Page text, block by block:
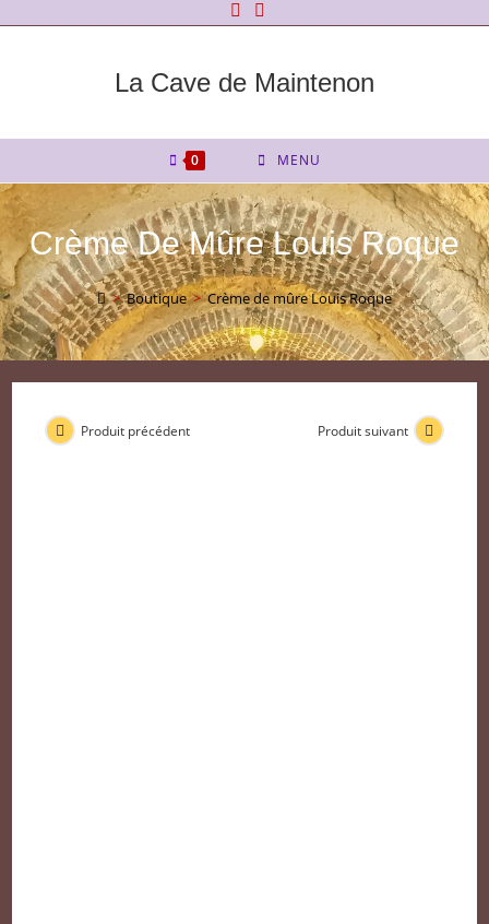
La Cave de Maintenon
0 MENU
Crème De Mûre Louis Roque
> Boutique > Crème de mûre Louis Roque
Produit précédent Produit suivant